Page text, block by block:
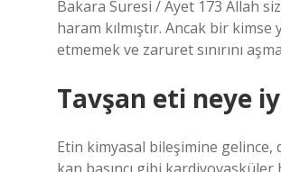
Bakara Suresi / Ayet 173 Allah
haram kılmıştır. Ancak bir
etmemek ve zaruret sınırını
Tavşan eti neye
Etin kimyasal bileşimine gelince,